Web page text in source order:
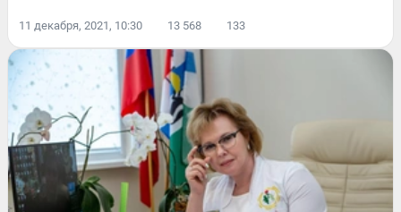
11 декабря, 2021, 10:30 13 568 133